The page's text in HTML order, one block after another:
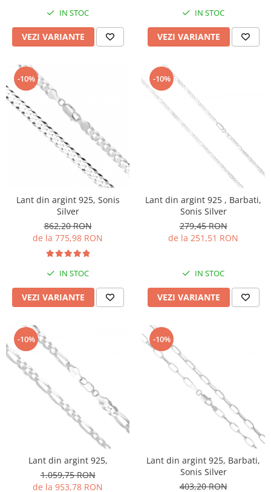
IN STOC
VEZI VARIANTE
IN STOC
VEZI VARIANTE
-10%
Lant din argint 925, Sonis
Silver
862,20 RON
de la 775,98 RON
IN STOC
VEZI VARIANTE
-10%
Lant din argint 925 , Barbati,
Sonis Silver
279,45 RON
de la 251,51 RON
IN STOC
VEZI VARIANTE
-10%
Lant din argint 925,
1.059,75 RON
de la 953,78 RON
-10%
Lant din argint 925, Barbati,
Sonis Silver
403,20 RON